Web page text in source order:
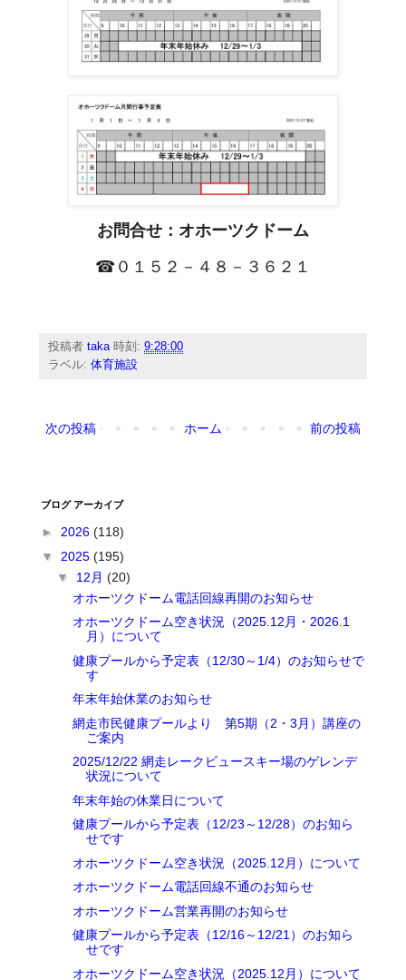
お問合せ：オホーツクドーム
☎０１５２－４８－３６２１
投稿者taka 時刻:9:28:00
ラベル:体育施設
次の投稿 前の投稿
ホーム
ブログ アーカイブ
►2026(118)
▼ 2025(195)
▼ 12月(20)
オホーツクドーム電話回線再開のお知らせ
オホーツクドーム空き状況（2025.12月・2026.1
月）について
健康プールから予定表（12/30～1/4）のお知らせで
す
年末年始休業のお知らせ
網走市民健康プールより 第5期（2・3月）講座の
ご案内
2025/12/22 網走レークビュースキー場のゲレンデ
状況について
年末年始の休業日について
健康プールから予定表（12/23～12/28）のお知ら
せです
オホーツクドーム空き状況（2025.12月）について
オホーツクドーム電話回線不通のお知らせ
オホーツクドーム営業再開のお知らせ
健康プールから予定表（12/16～12/21）のお知ら
せです
オホーツクドーム空き状況（2025.12月）について